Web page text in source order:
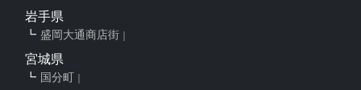
岩手県
盛岡大通商店街
宮城県
国分町